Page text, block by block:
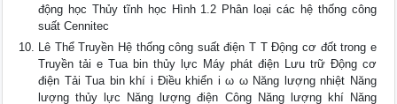
động học Thủy tĩnh học Hình 1.2 Phân loại các hệ thống công
suất Cennitec
Lê Thể Truyền Hệ thống công suất điện T T Động cơ đốt trong e
Truyền tải e Tua bin thủy lực Máy phát điện Lưu trữ Động cơ
điện Tải Tua bin khí i Điều khiển i ω ω Năng lượng nhiệt Năng
lượng thủy lực Năng lượng điện Công Năng lượng khí Năng